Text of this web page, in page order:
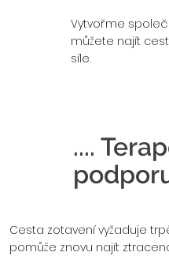
Vytvořme
můžete najít
síle.
....
Cesta zotavení vyžaduje
pomůže znovu najít